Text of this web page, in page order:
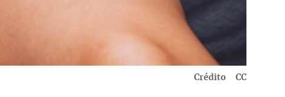
Crédito CC